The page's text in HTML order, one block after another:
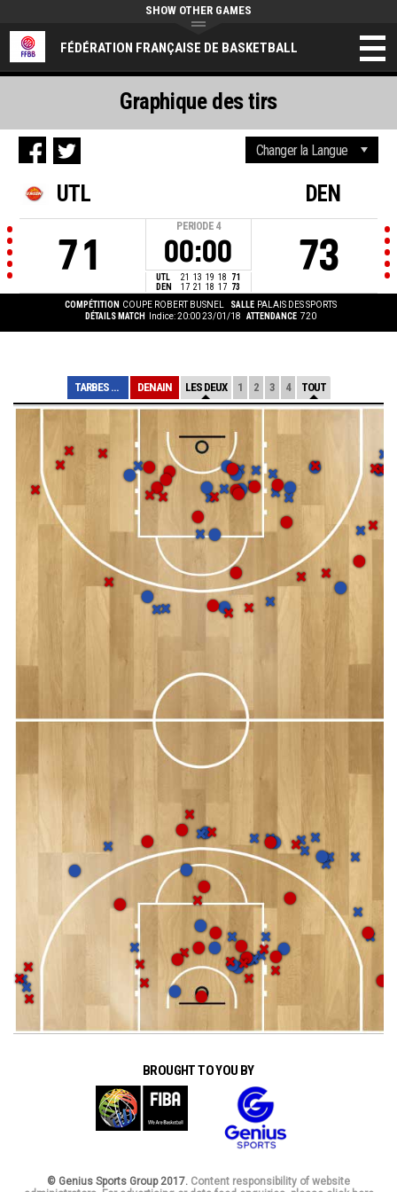
FÉDÉRATION FRANÇAISE DE BASKETBALL
SHOW OTHER GAMES
UTL
71
PERIODE 4
00:00
UTL 21 13 19 18
71
DEN
17 21 18 17 73
DEN
73
COMPÉTITION COUPE ROBERT BUSNEL SALLE PALAIS DES SPORTS
DÉTAILS MATCH
Indice: 20:00 23/01/18 ATTENDANCE 720
Graphique des tirs
TARBES LOURDES DENAIN LES DEUX 1 2 3 4 TOUT
BROUGHT TO YOU BY
© Genius Sports Group 2017. Content responsibility of website